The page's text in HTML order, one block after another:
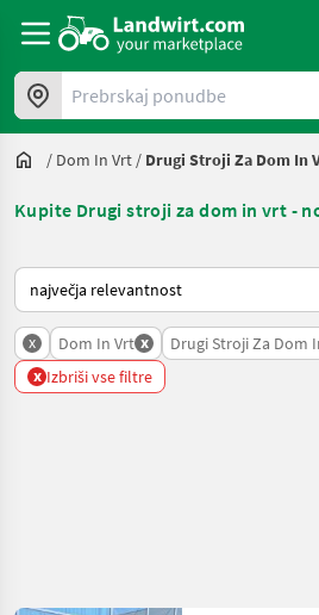
Prebrskaj ponudbe
/ Dom In Vrt / Drugi Stroji Za Dom In
Kupite Drugi stroji za dom in vrt -
Tako je razvrščeno na Landwirt.com
x Dom In Vrt x Drugi Stroji Za Dom
x Izbriši vse filtre